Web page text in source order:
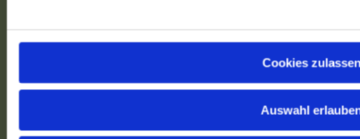
Cookies zulassen
Auswahl